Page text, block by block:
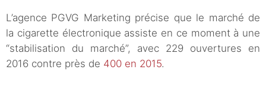
L’agence PGVG Marketing précise que le marché de
la cigarette électronique assiste en ce moment à une
“stabilisation du marché”, avec 229 ouvertures en
2016 contre près de 400 en 2015.